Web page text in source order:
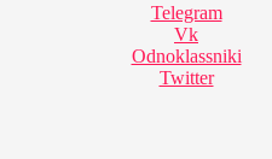
Telegram
Vk
Odnoklassniki
Twitter